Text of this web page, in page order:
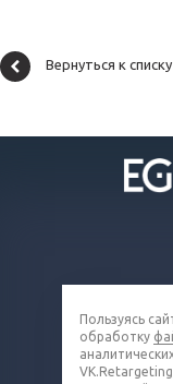
Вернуться к списку
Пользуясь
обработку